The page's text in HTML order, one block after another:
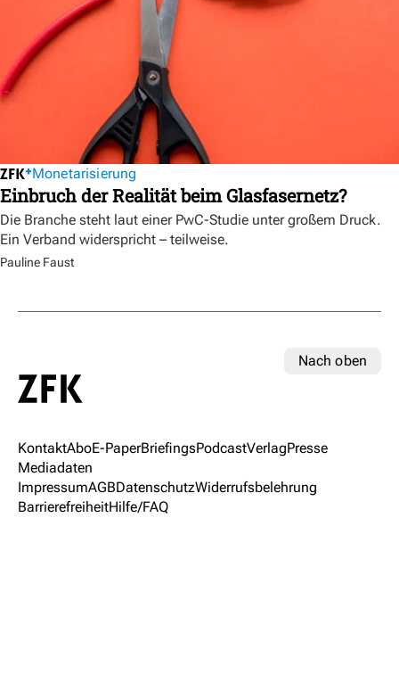
Monetarisierung
Einbruch der Realität beim Glasfasernetz?
Die Branche steht laut einer PwC-Studie unter großem Druck.
Ein Verband widerspricht – teilweise.
Pauline Faust
Nach oben
KontaktAboE-PaperBriefingsPodcastVerlagPresse
Mediadaten
ImpressumAGBDatenschutzWiderrufsbelehrung
BarrierefreiheitHilfe/FAQ